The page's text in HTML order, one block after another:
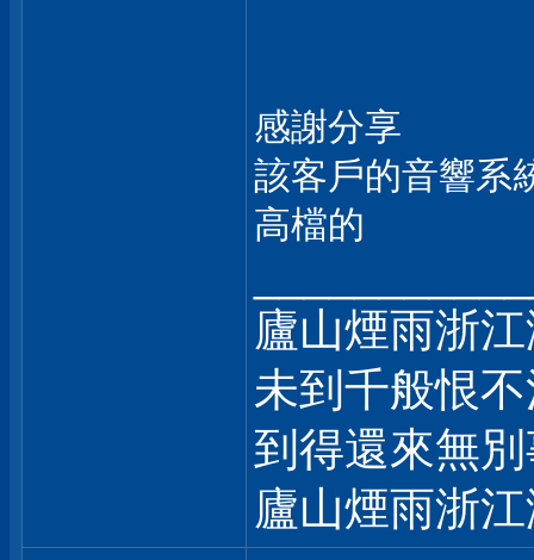
感謝分享
該客戶的音響系
高檔的
廬山煙雨浙
未到千般恨
到得還來無
廬山煙雨浙